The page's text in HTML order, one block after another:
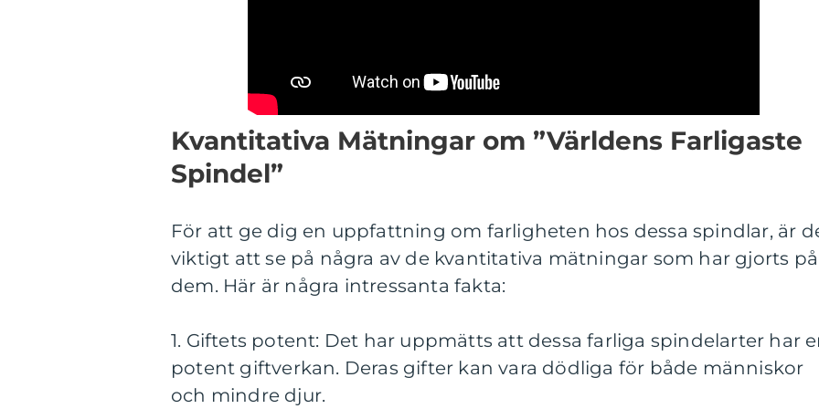
Kvantitativa Mätningar om ”Världens Farligaste
Spindel”
För att ge dig en uppfattning om farligheten hos dessa spindlar, är
viktigt att se på några av de kvantitativa mätningar som har gjorts på
dem. Här är några intressanta fakta:
1. Giftets potent: Det har uppmätts att dessa farliga spindelarter har
potent giftverkan. Deras gifter kan vara dödliga för både människor
och mindre djur.